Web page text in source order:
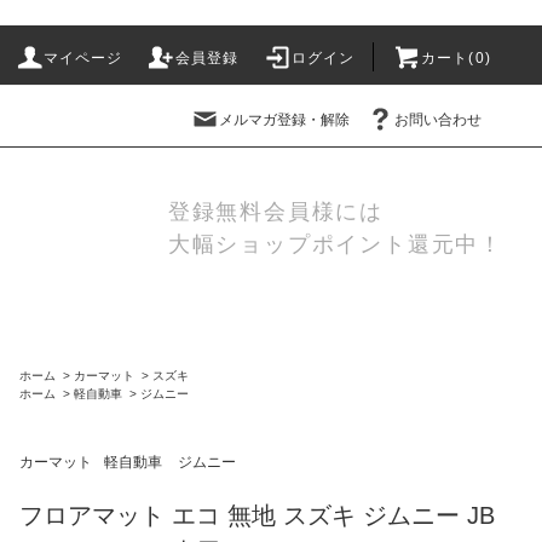
マイページ 会員登録 ログイン カート(0)
メルマガ登録・解除 お問い合わせ
登録無料会員様には
大幅ショップポイント還元中！
ホーム > カーマット > スズキ
ホーム
> 軽自動車 > ジムニー
カーマット 軽自動車 ジムニー
フロアマット エコ 無地 スズキ ジムニー JB